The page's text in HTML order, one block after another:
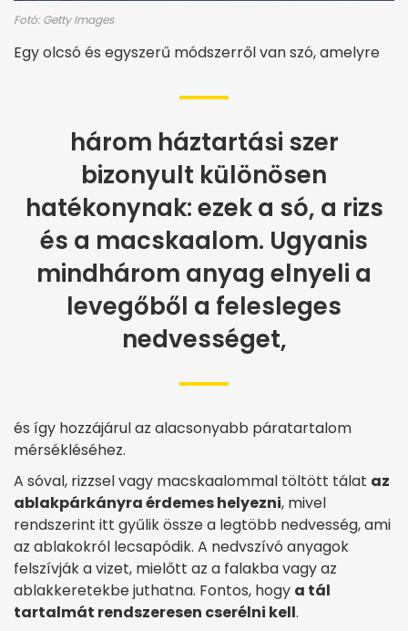
Fotó: Getty Images
Egy olcsó és egyszerű módszerről van szó, amelyre
három háztartási szer
bizonyult különösen
hatékonynak: ezek a só, a rizs
és a macskaalom. Ugyanis
mindhárom anyag elnyeli a
levegőből a felesleges
nedvességet,
és így hozzájárul az alacsonyabb páratartalom
mérsékléséhez.
A sóval, rizzsel vagy macskaalommal töltött tálat az
ablakpárkányra érdemes helyezni, mivel
rendszerint itt gyűlik össze a legtöbb nedvesség, ami
az ablakokról lecsapódik. A nedvszívó anyagok
felszívják a vizet, mielőtt az a falakba vagy az
ablakkeretekbe juthatna. Fontos, hogy a tál
tartalmát rendszeresen cserélni kell.